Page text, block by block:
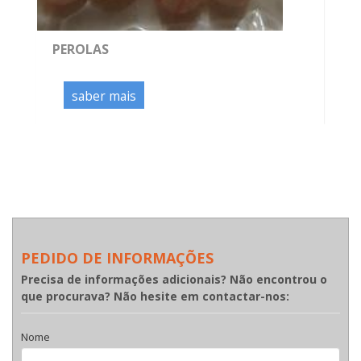
PEROLAS
saber mais
PEDIDO DE INFORMAÇÕES
Precisa de informações adicionais? Não encontrou o
que procurava? Não hesite em contactar-nos:
Nome